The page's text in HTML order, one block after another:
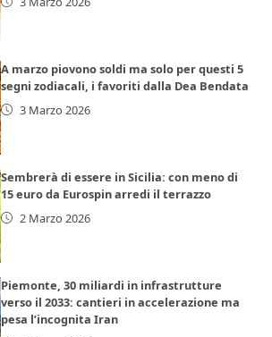
A marzo piovono soldi ma solo per questi 5
segni zodiacali, i favoriti dalla Dea Bendata
3 Marzo 2026
Sembrerà di essere in Sicilia: con meno di
15 euro da Eurospin arredi il terrazzo
2 Marzo 2026
Piemonte, 30 miliardi in infrastrutture
verso il 2033: cantieri in accelerazione ma
pesa l’incognita Iran